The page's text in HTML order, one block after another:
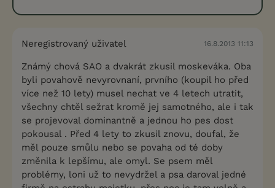
Neregistrovaný uživatel 16.8.2013 11:13
Známý chová SAO a dvakrát zkusil moskeváka. Oba
byli povahově nevyrovnaní, prvního (koupil ho před
více než 10 lety) musel nechat ve 4 letech utratit,
všechny chtěl sežrat kromě jej samotného, ale i tak
se projevoval dominantně a jednou ho pes dost
pokousal . Před 4 lety to zkusil znovu, doufal, že
měl pouze smůlu nebo se povaha od té doby
změnila k lepšímu, ale omyl. Se psem měl
problémy, loni už to nevydržel a psa daroval jedné